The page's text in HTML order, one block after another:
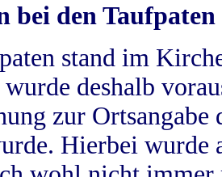
bei den Taufpaten
stand im
deshalb
zur
Hierbei wurde